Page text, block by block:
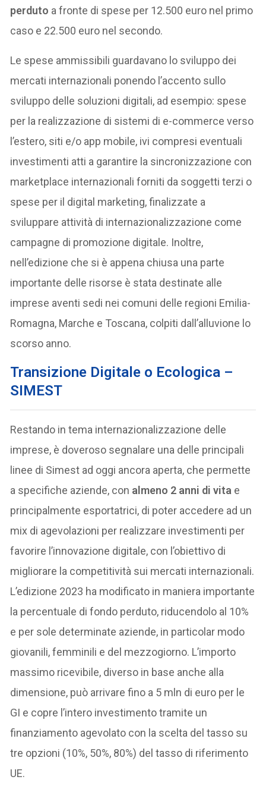
perduto a fronte di spese per 12.500 euro nel primo
caso e 22.500 euro nel secondo.
Le spese ammissibili guardavano lo sviluppo dei
mercati internazionali ponendo l’accento sullo
sviluppo delle soluzioni digitali, ad esempio: spese
per la realizzazione di sistemi di e-commerce verso
l’estero, siti e/o app mobile, ivi compresi eventuali
investimenti atti a garantire la sincronizzazione con
marketplace internazionali forniti da soggetti terzi o
spese per il digital marketing, finalizzate a
sviluppare attività di internazionalizzazione come
campagne di promozione digitale. Inoltre,
nell’edizione che si è appena chiusa una parte
importante delle risorse è stata destinate alle
imprese aventi sedi nei comuni delle regioni Emilia-
Romagna, Marche e Toscana, colpiti dall’alluvione lo
scorso anno.
Transizione Digitale o Ecologica –
SIMEST
Restando in tema internazionalizzazione delle
imprese, è doveroso segnalare una delle principali
linee di Simest ad oggi ancora aperta, che permette
a specifiche aziende, con almeno 2 anni di vita e
principalmente esportatrici, di poter accedere ad un
mix di agevolazioni per realizzare investimenti per
favorire l’innovazione digitale, con l’obiettivo di
migliorare la competitività sui mercati internazionali.
L’edizione 2023 ha modificato in maniera importante
la percentuale di fondo perduto, riducendolo al 10%
e per sole determinate aziende, in particolar modo
giovanili, femminili e del mezzogiorno. L’importo
massimo ricevibile, diverso in base anche alla
dimensione, può arrivare fino a 5 mln di euro per le
GI e copre l’intero investimento tramite un
finanziamento agevolato con la scelta del tasso su
tre opzioni (10%, 50%, 80%) del tasso di riferimento
UE.